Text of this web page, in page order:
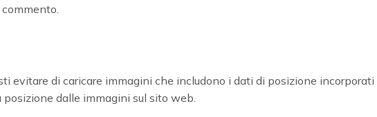
evitare di caricare immagini che includono i dati di posizione
posizione dalle immagini sul sito web.